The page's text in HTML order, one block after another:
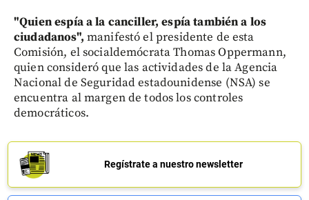
"Quien espía a la canciller, espía también a los
ciudadanos", manifestó el presidente de esta
Comisión, el socialdemócrata Thomas Oppermann,
quien consideró que las actividades de la Agencia
Nacional de Seguridad estadounidense (NSA) se
encuentra al margen de todos los controles
democráticos.
Regístrate a nuestro newsletter